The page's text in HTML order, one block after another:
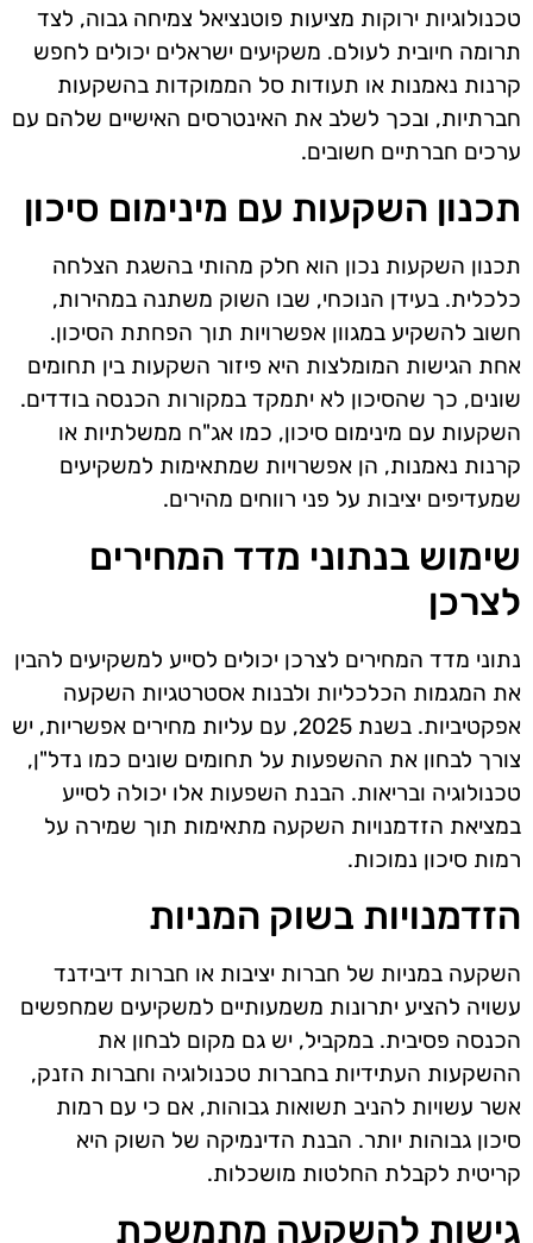
טכנולוגיות ירוקות מציעות פוטנציאל צמיחה גבוה, לצד
תרומה חיובית לעולם. משקיעים ישראלים יכולים לחפש
קרנות נאמנות או תעודות סל הממוקדות בהשקעות
חברתיות, ובכך לשלב את האינטרסים האישיים שלהם עם
ערכים חברתיים חשובים.
תכנון השקעות עם מינימום סיכון
תכנון השקעות נכון הוא חלק מהותי בהשגת הצלחה
כלכלית. בעידן הנוכחי, שבו השוק משתנה במהירות,
חשוב להשקיע במגוון אפשרויות תוך הפחתת הסיכון.
אחת הגישות המומלצות היא פיזור השקעות בין תחומים
שונים, כך שהסיכון לא יתמקד במקורות הכנסה בודדים.
השקעות עם מינימום סיכון, כמו אג"ח ממשלתיות או
קרנות נאמנות, הן אפשרויות שמתאימות למשקיעים
שמעדיפים יציבות על פני רווחים מהירים.
שימוש בנתוני מדד המחירים
לצרכן
נתוני מדד המחירים לצרכן יכולים לסייע למשקיעים להבין
את המגמות הכלכליות ולבנות אסטרטגיות השקעה
אפקטיביות. בשנת 2025, עם עליות מחירים אפשריות, יש
צורך לבחון את ההשפעות על תחומים שונים כמו נדל"ן,
טכנולוגיה ובריאות. הבנת השפעות אלו יכולה לסייע
במציאת הזדמנויות השקעה מתאימות תוך שמירה על
רמות סיכון נמוכות.
הזדמנויות בשוק המניות
השקעה במניות של חברות יציבות או חברות דיבידנד
עשויה להציע יתרונות משמעותיים למשקיעים שמחפשים
הכנסה פסיבית. במקביל, יש גם מקום לבחון את
ההשקעות העתידיות בחברות טכנולוגיה וחברות הזנק,
אשר עשויות להניב תשואות גבוהות, אם כי עם רמות
סיכון גבוהות יותר. הבנת הדינמיקה של השוק היא
קריטית לקבלת החלטות מושכלות.
גישות להשקעה מתמשכת